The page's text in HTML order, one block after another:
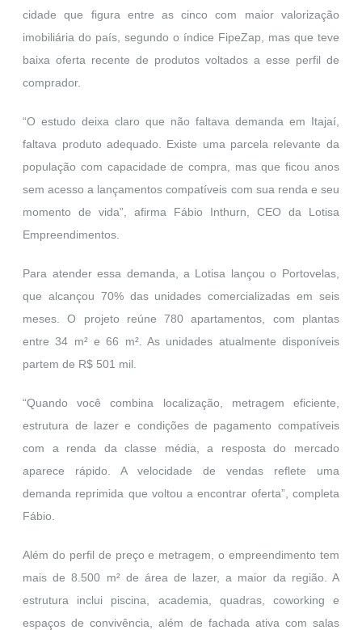
cidade que figura entre as cinco com maior valorização
imobiliária do país, segundo o índice FipeZap, mas que teve
baixa oferta recente de produtos voltados a esse perfil de
comprador.
“O estudo deixa claro que não faltava demanda em Itajaí,
faltava produto adequado. Existe uma parcela relevante da
população com capacidade de compra, mas que ficou anos
sem acesso a lançamentos compatíveis com sua renda e seu
momento de vida”, afirma Fábio Inthurn, CEO da Lotisa
Empreendimentos.
Para atender essa demanda, a Lotisa lançou o Portovelas,
que alcançou 70% das unidades comercializadas em seis
meses. O projeto reúne 780 apartamentos, com plantas
entre 34 m² e 66 m². As unidades atualmente disponíveis
partem de R$ 501 mil.
“Quando você combina localização, metragem eficiente,
estrutura de lazer e condições de pagamento compatíveis
com a renda da classe média, a resposta do mercado
aparece rápido. A velocidade de vendas reflete uma
demanda reprimida que voltou a encontrar oferta”, completa
Fábio.
Além do perfil de preço e metragem, o empreendimento tem
mais de 8.500 m² de área de lazer, a maior da região. A
estrutura inclui piscina, academia, quadras, coworking e
espaços de convivência, além de fachada ativa com salas